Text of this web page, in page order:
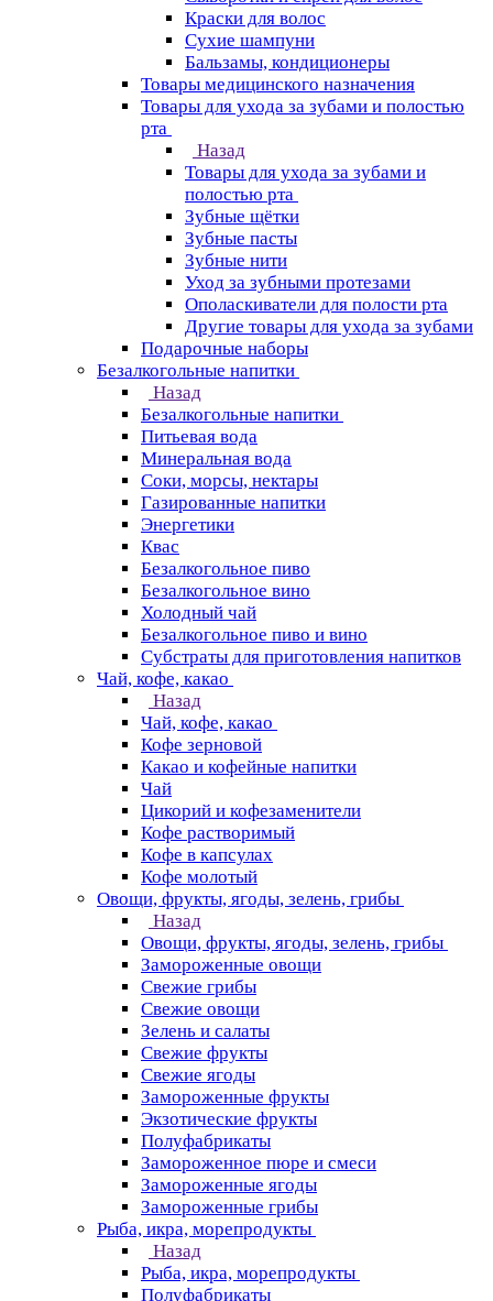
Краски для волос
Сухие шампуни
Бальзамы, кондиционеры
Товары медицинского назначения
Товары для ухода за зубами и полостью
рта
Назад
Товары для ухода за зубами и
полостью рта
Зубные щётки
Зубные пасты
Зубные нити
Уход за зубными протезами
Ополаскиватели для полости рта
Другие товары для ухода за зубами
Подарочные наборы
Безалкогольные напитки
Назад
Безалкогольные напитки
Питьевая вода
Минеральная вода
Соки, морсы, нектары
Газированные напитки
Энергетики
Квас
Безалкогольное пиво
Безалкогольное вино
Холодный чай
Безалкогольное пиво и вино
Субстраты для приготовления напитков
Чай, кофе, какао
Назад
Чай, кофе, какао
Кофе зерновой
Какао и кофейные напитки
Чай
Цикорий и кофезаменители
Кофе растворимый
Кофе в капсулах
Кофе молотый
Овощи, фрукты, ягоды, зелень, грибы
Назад
Овощи, фрукты, ягоды, зелень, грибы
Замороженные овощи
Свежие грибы
Свежие овощи
Зелень и салаты
Свежие фрукты
Свежие ягоды
Замороженные фрукты
Экзотические фрукты
Полуфабрикаты
Замороженное пюре и смеси
Замороженные ягоды
Замороженные грибы
Рыба, икра, морепродукты
Назад
Рыба, икра, морепродукты
Полуфабрикаты